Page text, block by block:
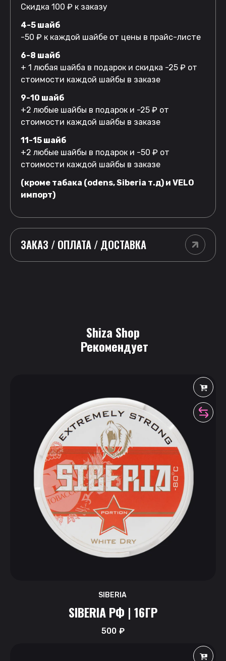
Скидка 100 ₽ к заказу
4-5 шайб
-50 ₽ к каждой шайбе от цены в прайс-листе
6-8 шайб
+ 1 любая шайба в подарок и скидка -25 ₽ от
стоимости каждой шайбы в заказе
9-10 шайб
+2 любые шайбы в подарок и -25 ₽ от
стоимости каждой шайбы в заказе
11-15 шайб
+2 любые шайбы в подарок и -50 ₽ от
стоимости каждой шайбы в заказе
(кроме табака (odens, Siberia т.д) и VELO
импорт)
ЗАКАЗ / ОПЛАТА / ДОСТАВКА
Shiza Shop
Рекомендует
SIBERIA
SIBERIA РФ | 16ГР
500₽